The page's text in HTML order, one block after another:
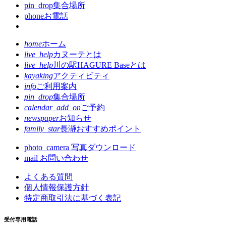
pin_drop集合場所
phoneお電話
homeホーム
live_helpカヌーテとは
live_help川の駅HAGURE Baseとは
kayakingアクティビティ
infoご利用案内
pin_drop集合場所
calendar_add_onご予約
newspaperお知らせ
family_star長瀞おすすめポイント
photo_camera 写真ダウンロード
mail お問い合わせ
よくある質問
個人情報保護方針
特定商取引法に基づく表記
受付専用電話